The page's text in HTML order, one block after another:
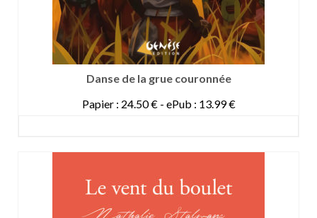
Danse de la grue couronnée
Papier : 24.50 € - ePub : 13.99 €